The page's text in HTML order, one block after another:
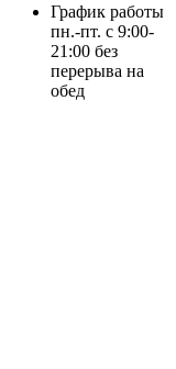
График работы
пн.-пт. с 9:00-
21:00 без
перерыва на
обед